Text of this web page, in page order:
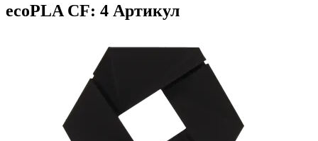
ecoPLA CF: 4 Артикул